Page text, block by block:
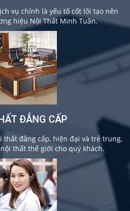
vụ chính là yếu tố cốt lõi tạo nên
hiệu Nội Thất Minh Tuân.
ĐẲNG CẤP
thất đẳng cấp, hiện đại và trẻ trung,
thất thế giới cho quý khách.